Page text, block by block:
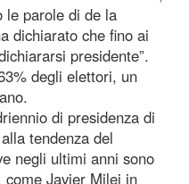
le parole di de la
dichiarato che fino ai
presidente”.
degli elettori, un
di presidenza di
tendenza del
negli ultimi anni sono
Javier Milei in